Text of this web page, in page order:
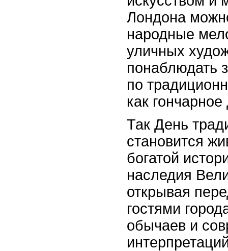
Лондона
народные
уличных
понаблюдать
по
как
Так День
становится
богатой
наследия
открывая
гостями
обычаев и